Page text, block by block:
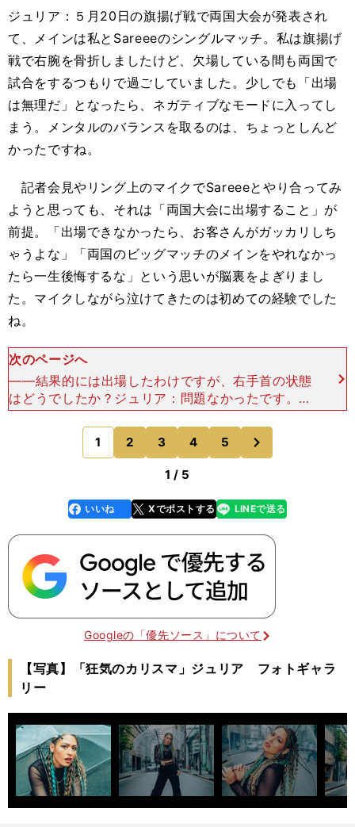
ジュリア：５月20日の旗揚げ戦で両国大会が発表され
て、メインは私とSareeeのシングルマッチ。私は旗揚げ
戦で右腕を骨折しましたけど、欠場している間も両国で
試合をするつもりで過ごしていました。少しでも「出場
は無理だ」となったら、ネガティブなモードに入ってし
まう。メンタルのバランスを取るのは、ちょっとしんど
かったですね。
記者会見やリング上のマイクでSareeeとやり合ってみ
ようと思っても、それは「両国大会に出場すること」が
前提。「出場できなかったら、お客さんがガッカリしち
ゃうよな」「両国のビッグマッチのメインをやれなかっ
たら一生後悔するな」という思いが脳裏をよぎりまし
た。マイクしながら泣けてきたのは初めての経験でした
ね。
次のページへ
――結果的には出場したわけですが、右手首の状態
はどうでしたか？ジュリア：問題なかったです。メ
チャクチャ治るのが早かったですね。病院の先生に
は「４カ月かかる」と言われたんですが、医療関係
者の方から驚くほ
1 2 3 4 5
のページへ
1 / 5
faceboo
k
いいね Xでポストする
line LINEで送る
Googleの「優先ソース」について
【写真】「狂気のカリスマ」ジュリア フォトギャラ
リー